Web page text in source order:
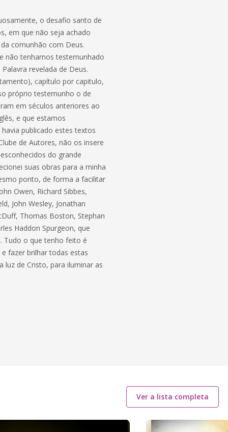
o desafio santo de
em que não seja achado
comunhão com Deus.
não tenhamos testemunhado
revelada de Deus.
capítulo por capitulo,
próprio testemunho o de
em séculos anteriores ao
e que estamos
publicado estes textos
de Autores, não os insere
do grande
suas obras para a minha
ponto, de forma a facilitar
Owen, Richard Sibbes,
John Wesley, Jonathan
Thomas Boston, Stephan
Haddon Spurgeon, que
Tudo o que tenho feito é
fazer brilhar todas estas
luz de Cristo, para iluminar as
Ver a lista completa